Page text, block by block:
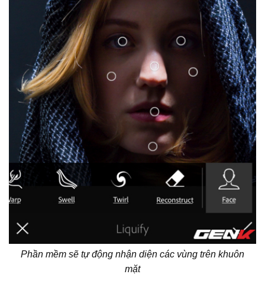
Phần mềm sẽ tự động nhận diện các vùng trên khuôn
mặt